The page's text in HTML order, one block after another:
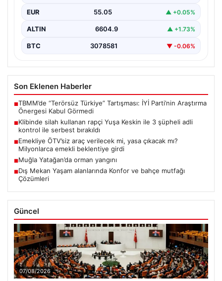
EUR 55.05 ▲ +0.05%
ALTIN 6604.9 ▲ +1.73%
BTC 3078581 ▼ -0.06%
Son Eklenen Haberler
■TBMM’de “Terörsüz Türkiye” Tartışması: İYİ Parti’nin Araştırma
Önergesi Kabul Görmedi
■Klibinde silah kullanan rapçi Yuşa Keskin ile 3 şüpheli adli
kontrol ile serbest bırakıldı
■Emekliye ÖTV’siz araç verilecek mi, yasa çıkacak mı?
Milyonlarca emekli beklentiye girdi
■Muğla Yatağan’da orman yangını
■Dış Mekan Yaşam alanlarında Konfor ve bahçe mutfağı
Çözümleri
Güncel
07/08/2026